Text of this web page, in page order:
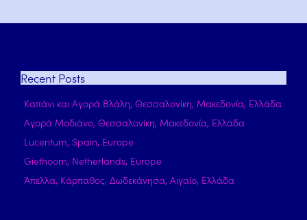
Recent Posts
Καπάνι και Αγορά Βλάλη, Θεσσαλονίκη, Μακεδονία, Ελλάδα
Αγορά Μοδιάνο, Θεσσαλονίκη, Μακεδονία, Ελλάδα
Lucentum, Spain, Europe
Giethoorn, Netherlands, Europe
Άπελλα, Κάρπαθος, Δωδεκάνησα, Αιγαίο, Ελλάδα